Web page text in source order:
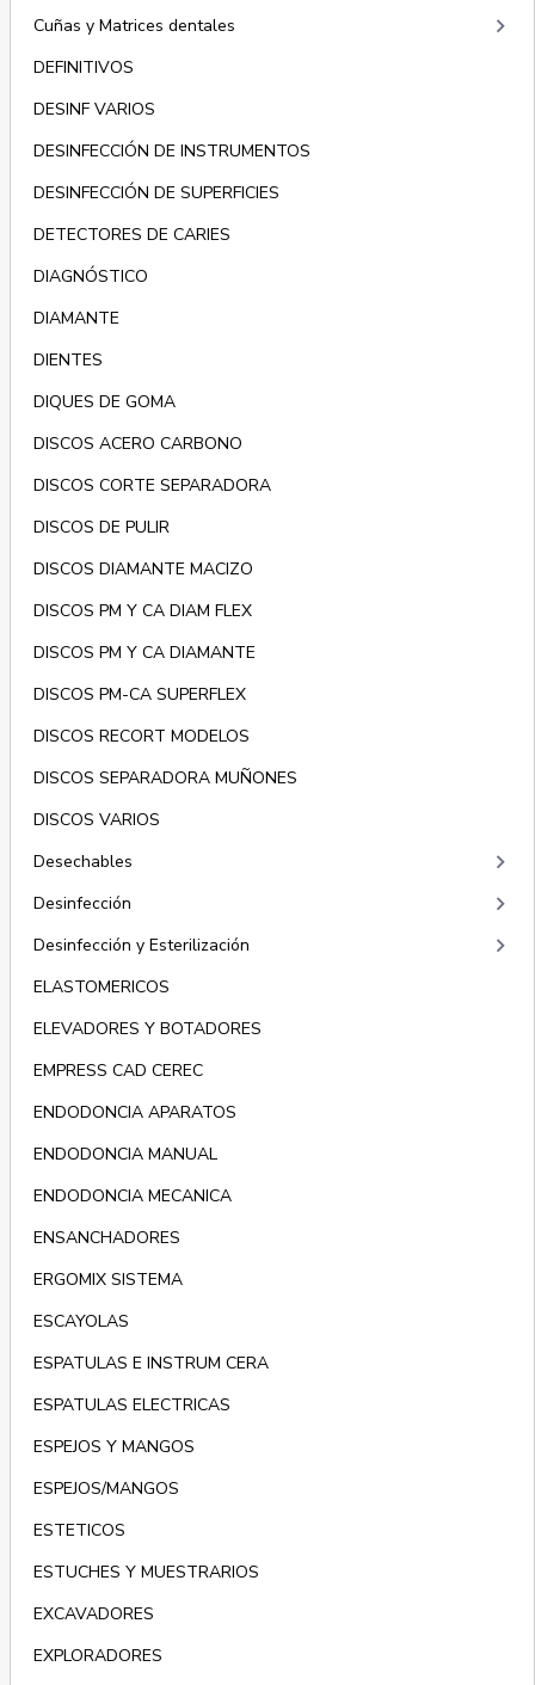
Cuñas y Matrices dentales keyboard_arrow_right
DEFINITIVOS
DESINF VARIOS
DESINFECCIÓN DE INSTRUMENTOS
DESINFECCIÓN DE SUPERFICIES
DETECTORES DE CARIES
DIAGNÓSTICO
DIAMANTE
DIENTES
DIQUES DE GOMA
DISCOS ACERO CARBONO
DISCOS CORTE SEPARADORA
DISCOS DE PULIR
DISCOS DIAMANTE MACIZO
DISCOS PM Y CA DIAM FLEX
DISCOS PM Y CA DIAMANTE
DISCOS PM-CA SUPERFLEX
DISCOS RECORT MODELOS
DISCOS SEPARADORA MUÑONES
DISCOS VARIOS
Desechables
keyboard_arrow_right
Desinfección keyboard_arrow_right
Desinfección y Esterilización keyboard_arrow_right
ELASTOMERICOS
ELEVADORES Y BOTADORES
EMPRESS CAD CEREC
ENDODONCIA APARATOS
ENDODONCIA MANUAL
ENDODONCIA MECANICA
ENSANCHADORES
ERGOMIX SISTEMA
ESCAYOLAS
ESPATULAS E INSTRUM CERA
ESPATULAS ELECTRICAS
ESPEJOS Y MANGOS
ESPEJOS/MANGOS
ESTETICOS
ESTUCHES Y MUESTRARIOS
EXCAVADORES
EXPLORADORES